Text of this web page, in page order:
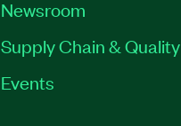
Newsroom
Supply Chain & Quality
Events